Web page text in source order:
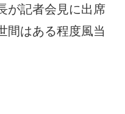
が記者会見に出席
間はある程度風当